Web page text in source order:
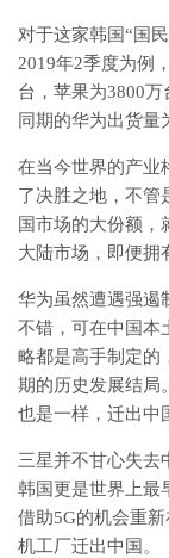
对于这家韩国“国
2019年2季度为例
台，苹果为3800万
同期的华为出货量
在当今世界的产业
了决胜之地，不管
国市场的大份额，
大陆市场，即便拥
华为虽然遭遇强遏
不错，可在中国本
略都是高手制定的
期的历史发展结局
也是一样，迁出中
三星并不甘心失去
韩国更是世界上最
借助5G的机会重
机工厂迁出中国。